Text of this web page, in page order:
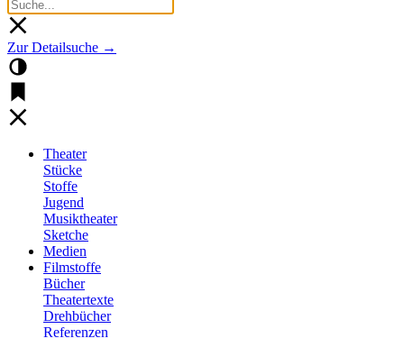
Zur Detailsuche →
Theater
Stücke
Stoffe
Jugend
Musiktheater
Sketche
Medien
Filmstoffe
Bücher
Theatertexte
Drehbücher
Referenzen